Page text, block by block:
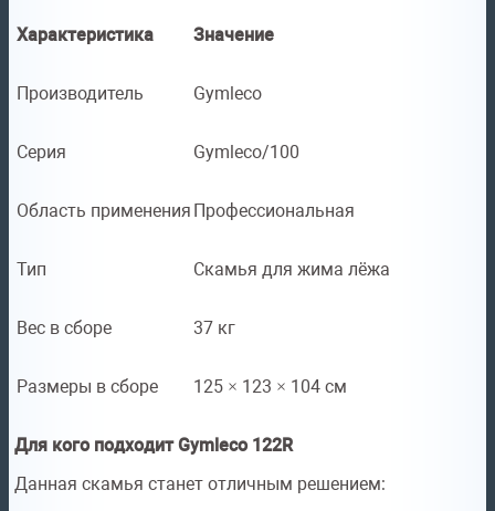
Характеристика Значение
Производитель Gymleco
Серия Gymleco/100
Область применения Профессиональная
Тип Скамья для жима лёжа
Вес в сборе 37 кг
Размеры в сборе 125 × 123 × 104 см
Для кого подходит Gymleco 122R
Данная скамья станет отличным решением: